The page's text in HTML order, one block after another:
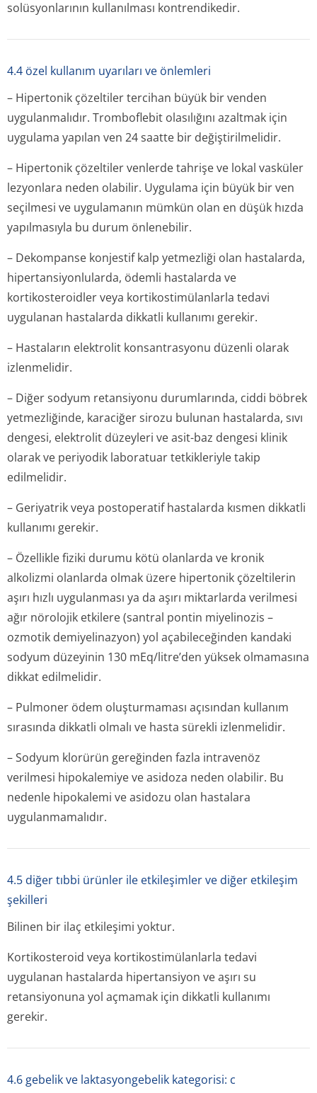
solüsyonlarının kullanılması kontrendikedir.
4.4 özel kullanım uyarıları ve önlemleri
– Hipertonik çözeltiler tercihan büyük bir venden
uygulanmalıdır. Tromboflebit olasılığını azaltmak için
uygulama yapılan ven 24 saatte bir değiştirilmelidir.
– Hipertonik çözeltiler venlerde tahrişe ve lokal vasküler
lezyonlara neden olabilir. Uygulama için büyük bir ven
seçilmesi ve uygulamanın mümkün olan en düşük hızda
yapılmasıyla bu durum önlenebilir.
– Dekompanse konjestif kalp yetmezliği olan hastalarda,
hipertansiyon­lularda, ödemli hastalarda ve
kortikosteroidler veya kortikostimülan­larla tedavi
uygulanan hastalarda dikkatli kullanımı gerekir.
– Hastaların elektrolit konsantrasyonu düzenli olarak
izlenmelidir.
– Diğer sodyum retansiyonu durumlarında, ciddi böbrek
yetmezliğinde, karaciğer sirozu bulunan hastalarda, sıvı
dengesi, elektrolit düzeyleri ve asit-baz dengesi klinik
olarak ve periyodik laboratuar tetkikleriyle takip
edilmelidir.
– Geriyatrik veya postoperatif hastalarda kısmen dikkatli
kullanımı gerekir.
– Özellikle fiziki durumu kötü olanlarda ve kronik
alkolizmi olanlarda olmak üzere hipertonik çözeltilerin
aşırı hızlı uygulanması ya da aşırı miktarlarda verilmesi
ağır nörolojik etkilere (santral pontin miyelinozis –
ozmotik demiyelinazyon) yol açabileceğinden kandaki
sodyum düzeyinin 130 mEq/litre’den yüksek olmamasına
dikkat edilmelidir.
– Pulmoner ödem oluşturmaması açısından kullanım
sırasında dikkatli olmalı ve hasta sürekli izlenmelidir.
– Sodyum klorürün gereğinden fazla intravenöz
verilmesi hipokalemiye ve asidoza neden olabilir. Bu
nedenle hipokalemi ve asidozu olan hastalara
uygulanmamalıdır.
4.5 diğer tıbbi ürünler ile etkileşimler ve diğer etkileşim
şekilleri
Bilinen bir ilaç etkileşimi yoktur.
Kortikosteroid veya kortikostimülan­larla tedavi
uygulanan hastalarda hipertansiyon ve aşırı su
retansiyonuna yol açmamak için dikkatli kullanımı
gerekir.
4.6 gebelik ve laktasyongebelik kategorisi: c